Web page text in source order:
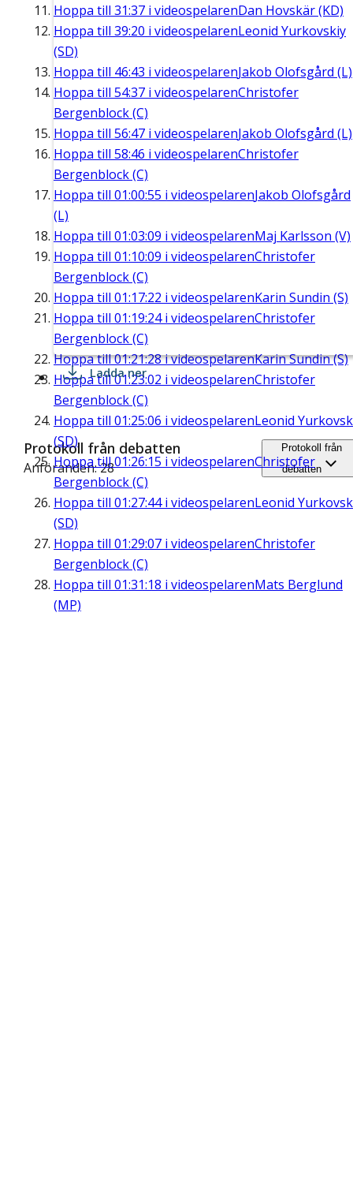
Hoppa till 31:37 i videospelarenDan Hovskär (KD)
Hoppa till 39:20 i videospelarenLeonid Yurkovskiy
(SD)
Hoppa till 46:43 i videospelarenJakob Olofsgård (L)
Hoppa till 54:37 i videospelarenChristofer
Bergenblock (C)
Hoppa till 56:47 i videospelarenJakob Olofsgård (L)
Hoppa till 58:46 i videospelarenChristofer
Bergenblock (C)
Hoppa till 01:00:55 i videospelarenJakob Olofsgård
(L)
Hoppa till 01:03:09 i videospelarenMaj Karlsson (V)
Hoppa till 01:10:09 i videospelarenChristofer
Bergenblock (C)
Hoppa till 01:17:22 i videospelarenKarin Sundin (S)
Hoppa till 01:19:24i videospelarenChristofer
Bergenblock (C)
Hoppa till01:21:28i videospelarenKarin Sundin (S)
Hoppa till01:23:02 i videospelarenChristofer
Bergenblock (C)
Hoppa till 01:25:06 i videospelarenLeonid
(SD)
Hoppa till01:26:15 i videospelarenChristofer
Bergenblock (C)
Hoppa till 01:27:44i videospelarenLeonid
(SD)
Hoppa till 01:29:07 i videospelarenChristofer
Bergenblock (C)
Hoppa till 01:31:18 i videospelarenMats Berglund
(MP)
Ladda ner
Protokoll från debatten
Anföranden: 28
Protokoll från
debatten